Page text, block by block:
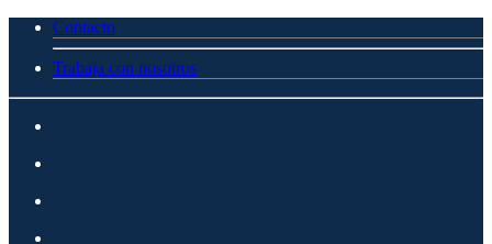
Contacto
Trabaja con nosotros